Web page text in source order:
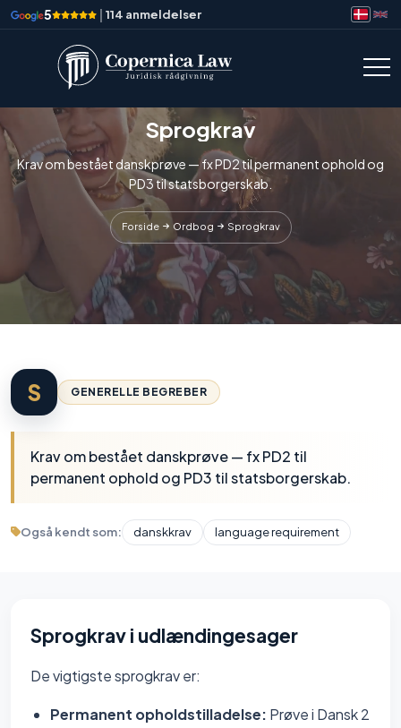
5 | 114 anmeldelser
Sprogkrav
Krav om bestået danskprøve — fx PD2 til permanent ophold og
PD3 til statsborgerskab.
Forside Ordbog Sprogkrav
S GENERELLE BEGREBER
Krav om bestået danskprøve — fx PD2 til
permanent ophold og PD3 til statsborgerskab.
Også kendt som: danskkrav language requirement
Sprogkrav i udlændingesager
De vigtigste sprogkrav er:
Permanent opholdstilladelse: Prøve i Dansk 2